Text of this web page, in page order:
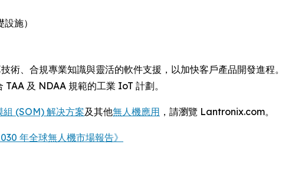
施）
術、合規專業知識與靈活的軟件支援，以加快客戶產品開發進程
及 NDAA 規範的工業 IoT 計劃。
組 (SOM) 解决方案及其他無人機應用 ，請瀏覽 Lantronix.com。
年全球無人機市場報告》